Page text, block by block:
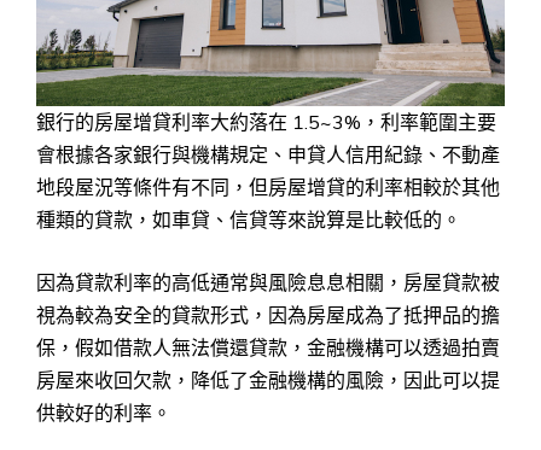
銀行的房屋增貸利率大約落在 1.5~3%，利率範圍主要
會根據各家銀行與機構規定、申貸人信用紀錄、不動產
地段屋況等條件有不同，但房屋增貸的利率相較於其他
種類的貸款，如車貸、信貸等來說算是比較低的。
因為貸款利率的高低通常與風險息息相關，房屋貸款被
視為較為安全的貸款形式，因為房屋成為了抵押品的擔
保，假如借款人無法償還貸款，金融機構可以透過拍賣
房屋來收回欠款，降低了金融機構的風險，因此可以提
供較好的利率。